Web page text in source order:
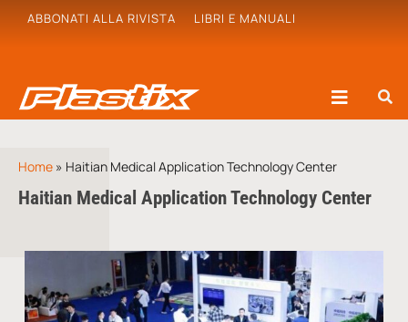
ABBONATI ALLA RIVISTA LIBRI E MANUALI
Home » Haitian Medical Application Technology Center
Haitian Medical Application Technology Center